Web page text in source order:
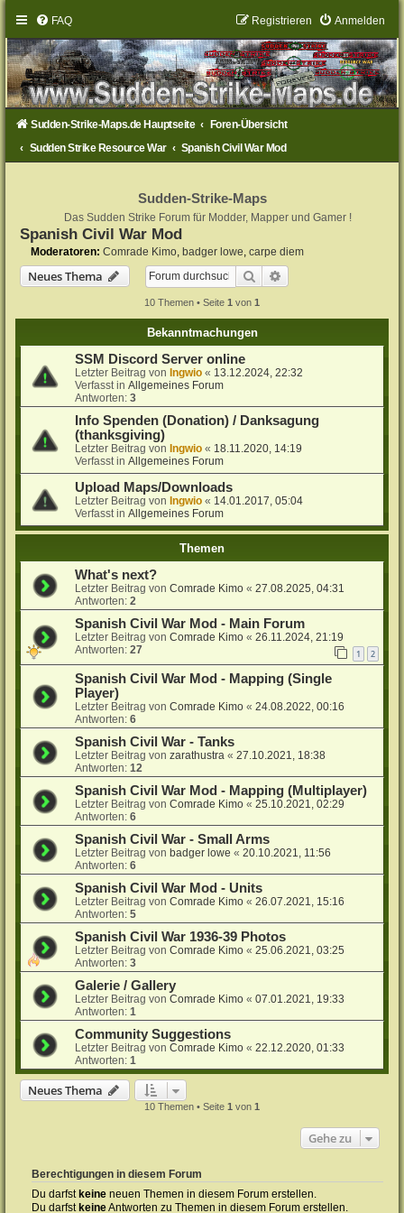
FAQ Anmelden
Registrieren
Sudden-Strike-Maps.de Hauptseite
Foren-Übersicht
Sudden Strike Resource War
Spanish Civil War Mod
Sudden-Strike-Maps
Das Sudden Strike Forum für Modder, Mapper und Gamer !
Spanish Civil War Mod
Moderatoren: Comrade Kimo, badger lowe,carpe diem
Neues Thema Suche
10 Themen • Seite 1 von 1
Bekanntmachungen
SSM Discord Server online
Letzter Beitrag vonIngwio « 13.12.2024, 22:32
Verfasst inAllgemeines Forum
Antworten:3
Info Spenden (Donation) / Danksagung
(thanksgiving)
Letzter Beitrag vonIngwio « 18.11.2020, 14:19
Verfasst inAllgemeines Forum
Upload Maps/Downloads
Letzter Beitrag vonIngwio « 14.01.2017, 05:04
Verfasst inAllgemeines Forum
Themen
What's next?
Letzter Beitrag vonComrade Kimo «27.08.2025, 04:31
Antworten:2
Spanish Civil War Mod - Main Forum
Letzter Beitrag vonComrade Kimo «26.11.2024, 21:19
Antworten:27 1 2
Spanish Civil War Mod - Mapping (Single
Player)
Letzter Beitrag vonComrade Kimo «24.08.2022, 00:16
Antworten:6
Spanish Civil War - Tanks
Letzter Beitrag vonzarathustra «27.10.2021, 18:38
Antworten:12
Spanish Civil War Mod - Mapping (Multiplayer)
Letzter Beitrag vonComrade Kimo «25.10.2021, 02:29
Antworten:6
Spanish Civil War - Small Arms
Letzter Beitrag von badger lowe «20.10.2021, 11:56
Antworten:6
Spanish Civil War Mod - Units
Letzter Beitrag vonComrade Kimo «26.07.2021, 15:16
Antworten:5
Spanish Civil War 1936-39 Photos
Letzter Beitrag vonComrade Kimo «25.06.2021, 03:25
Antworten:3
Galerie / Gallery
Letzter Beitrag vonComrade Kimo «07.01.2021, 19:33
Antworten:1
Community Suggestions
Letzter Beitrag vonComrade Kimo «22.12.2020, 01:33
Antworten:1
Neues Thema
10 Themen • Seite 1 von 1
Gehe zu
Berechtigungen in diesem Forum
Du darfst keine neuen Themen in diesem Forum erstellen.
Du darfst keineAntworten zu Themen in diesem Forum erstellen.